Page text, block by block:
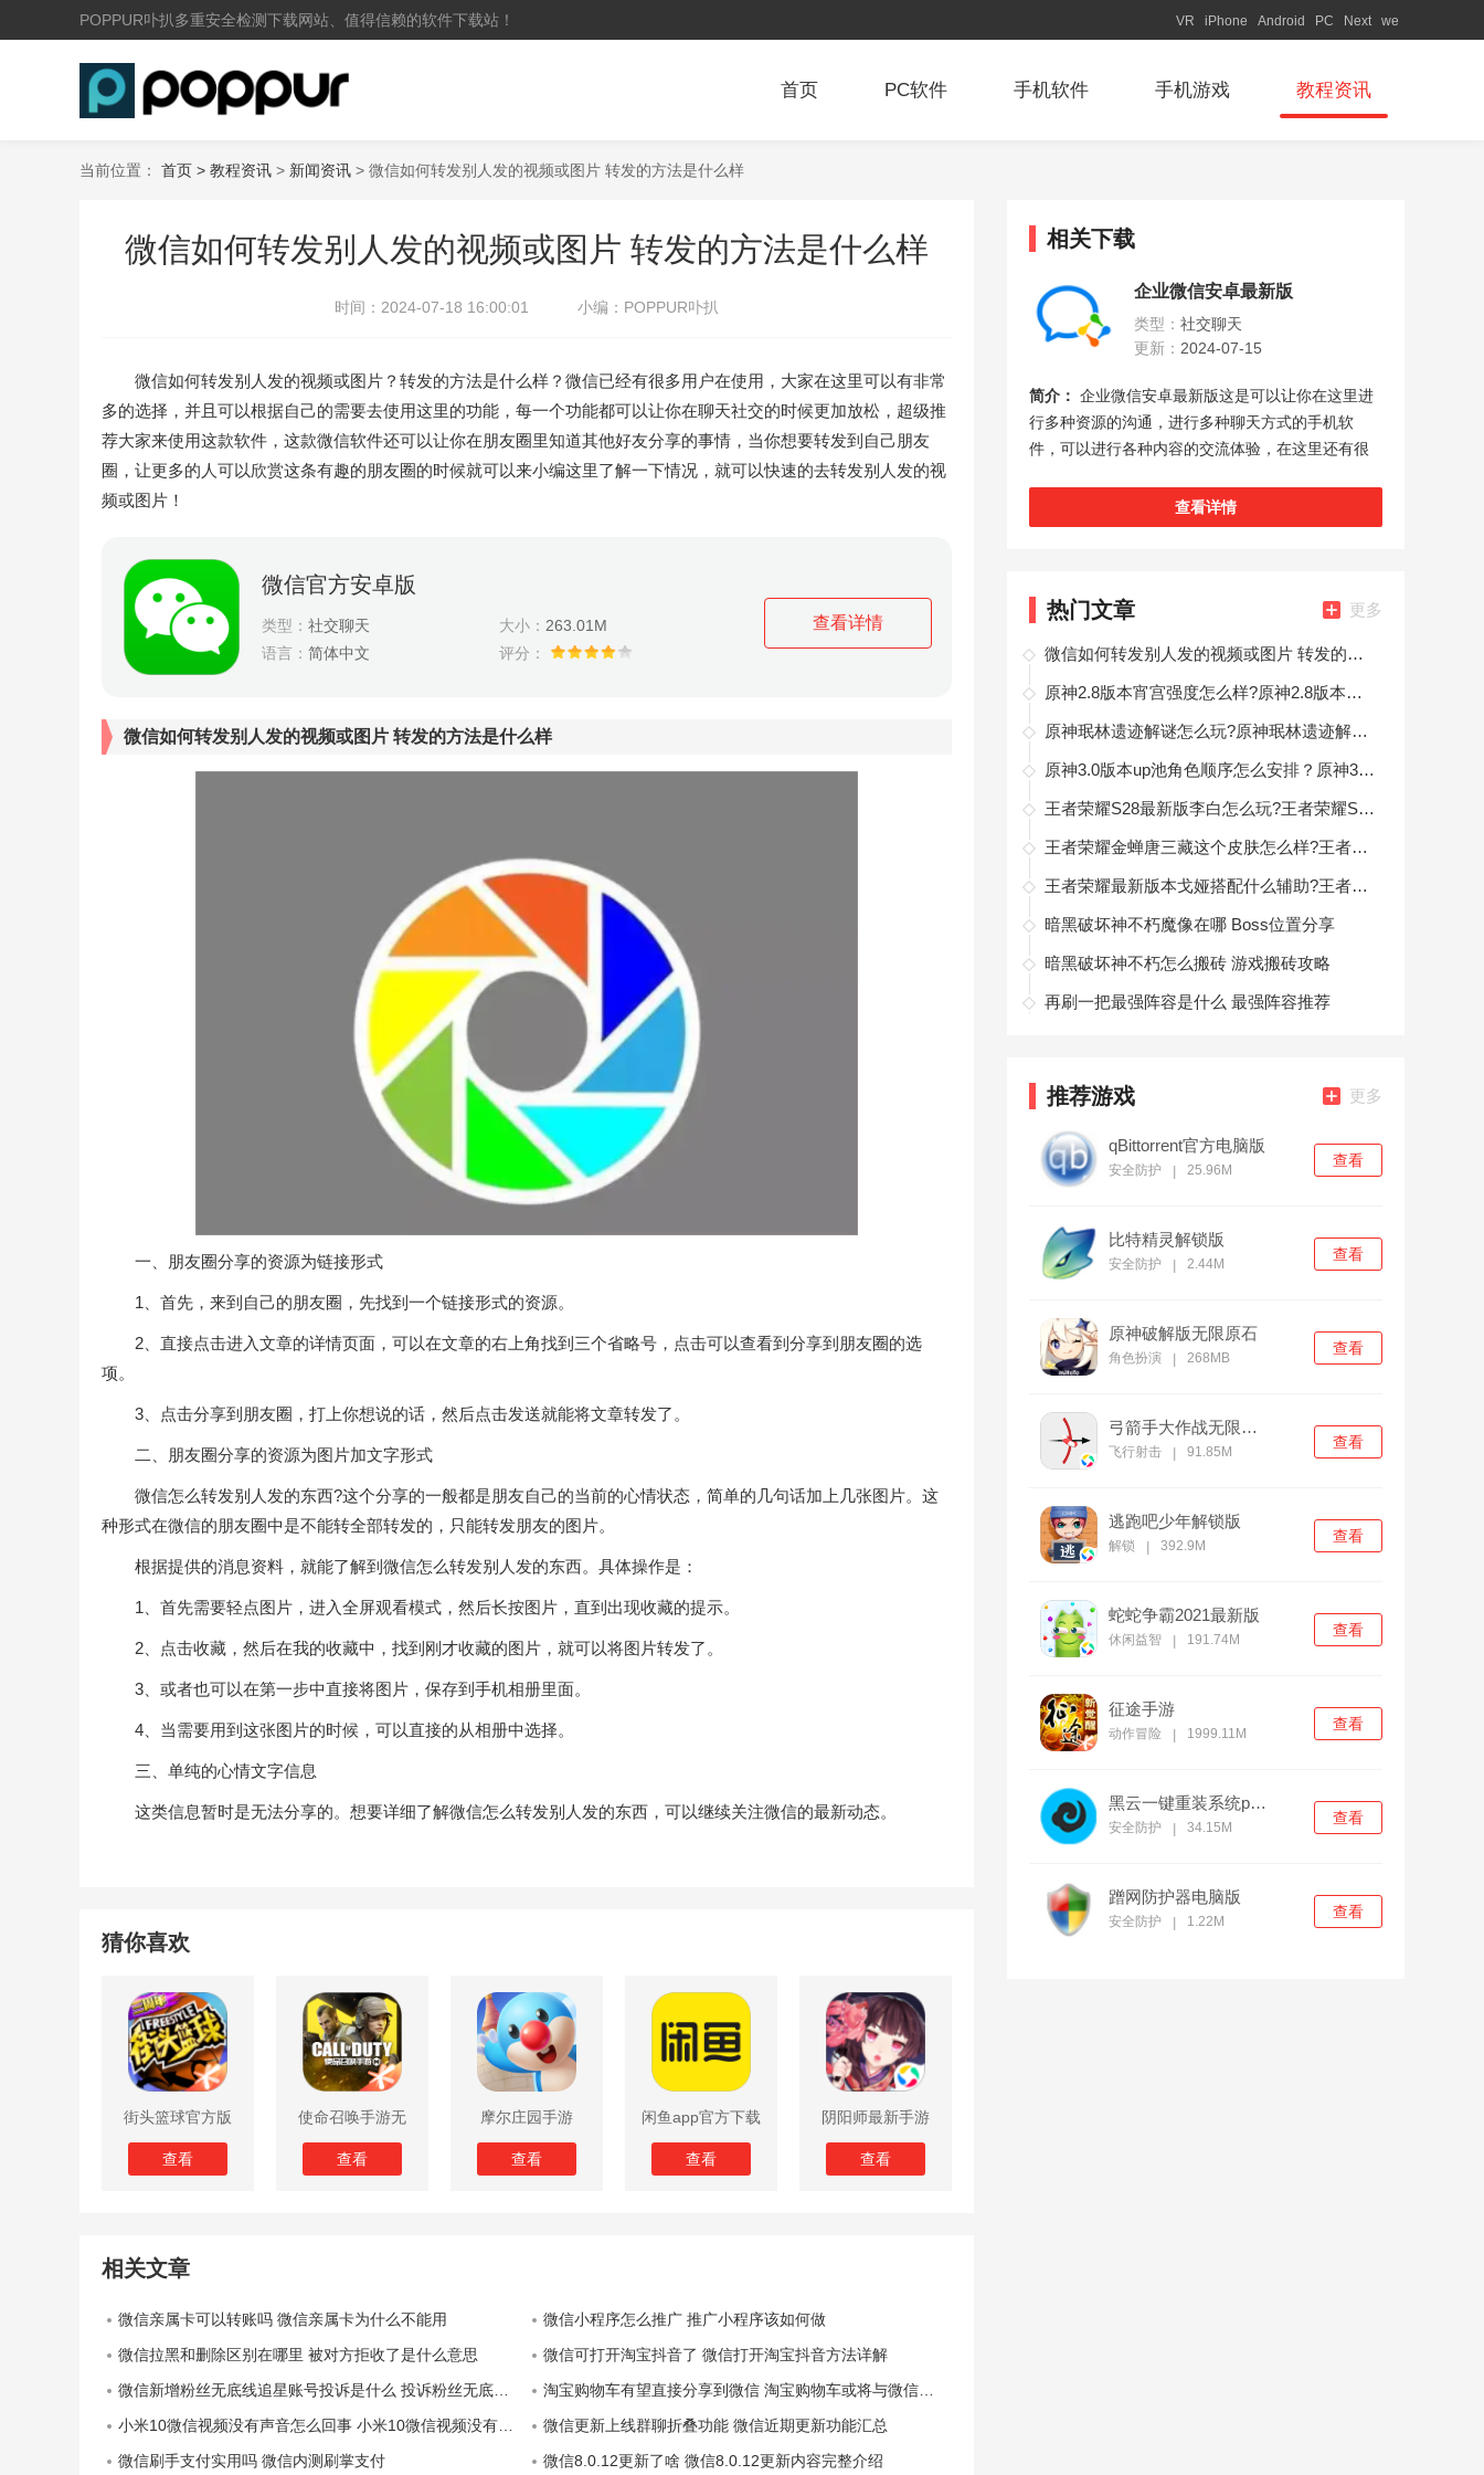
POPPUR卟扒多重安全检测下载网站、值得信赖的软件下载站！ VR iPhone Android PC Next we
首页 PC软件 手机软件 手机游戏 教程资讯
当前位置： 首页 > 教程资讯 > 新闻资讯 > 微信如何转发别人发的视频或图片 转发的方法是什么样
微信如何转发别人发的视频或图片 转发的方法是什么样
时间： 2024-07-18 16:00:01 小编： POPPUR卟扒
微信如何转发别人发的视频或图片？转发的方法是什么样？微信已经有很多用户在使用，大家在这里可以有非常
多的选择，并且可以根据自己的需要去使用这里的功能，每一个功能都可以让你在聊天社交的时候更加放松，超级推
荐大家来使用这款软件，这款微信软件还可以让你在朋友圈里知道其他好友分享的事情，当你想要转发到自己朋友
圈，让更多的人可以欣赏这条有趣的朋友圈的时候就可以来小编这里了解一下情况，就可以快速的去转发别人发的视
频或图片！
微信官方安卓版
类型： 社交聊天 大小： 263.01M
语言： 简体中文 评分：
查看详情
微信如何转发别人发的视频或图片 转发的方法是什么样
一、朋友圈分享的资源为链接形式
1、首先，来到自己的朋友圈，先找到一个链接形式的资源。
2、直接点击进入文章的详情页面，可以在文章的右上角找到三个省略号，点击可以查看到分享到朋友圈的选
项。
3、点击分享到朋友圈，打上你想说的话，然后点击发送就能将文章转发了。
二、朋友圈分享的资源为图片加文字形式
微信怎么转发别人发的东西?这个分享的一般都是朋友自己的当前的心情状态，简单的几句话加上几张图片。这
种形式在微信的朋友圈中是不能转全部转发的，只能转发朋友的图片。
根据提供的消息资料，就能了解到微信怎么转发别人发的东西。具体操作是：
1、首先需要轻点图片，进入全屏观看模式，然后长按图片，直到出现收藏的提示。
2、点击收藏，然后在我的收藏中，找到刚才收藏的图片，就可以将图片转发了。
3、或者也可以在第一步中直接将图片，保存到手机相册里面。
4、当需要用到这张图片的时候，可以直接的从相册中选择。
三、单纯的心情文字信息
这类信息暂时是无法分享的。想要详细了解微信怎么转发别人发的东西，可以继续关注微信的最新动态。
猜你喜欢
街头篮球官方版
查看
使命召唤手游无
限子弹版
查看
摩尔庄园手游
查看
闲鱼app官方下载
查看
阴阳师最新手游
版
查看
相关文章
微信亲属卡可以转账吗 微信亲属卡为什么不能用
微信小程序怎么推广 推广小程序该如何做
微信拉黑和删除区别在哪里 被对方拒收了是什么意思
微信可打开淘宝抖音了 微信打开淘宝抖音方法详解
微信新增粉丝无底线追星账号投诉是什么 投诉粉丝无底线追星功能好用吗
淘宝购物车有望直接分享到微信 淘宝购物车或将与微信互联互通
小米10微信视频没有声音怎么回事 小米10微信视频没有声音怎么办
微信更新上线群聊折叠功能 微信近期更新功能汇总
微信刷手支付实用吗 微信内测刷掌支付
微信8.0.12更新了啥 微信8.0.12更新内容完整介绍
相关下载
企业微信安卓最新版
类型： 社交聊天
更新： 2024-07-15
简介： 企业微信安卓最新版这是可以让你在这里进
行多种资源的沟通，进行多种聊天方式的手机软
件，可以进行各种内容的交流体验，在这里还有很
便的管理方式，可以统一管理员工，不论是通知还
是通勤都可以满足你的体验，这里的各种功能
查看详情
热门文章 更多
微信如何转发别人发的视频或图片 转发的方法是什么样
原神2.8版本宵宫强度怎么样?原神2.8版本宵宫强度分析内容
原神珉林遗迹解谜怎么玩?原神珉林遗迹解谜玩法解析分享
原神3.0版本up池角色顺序怎么安排？原神3.0版本新角色提纳里上线
王者荣耀S28最新版李白怎么玩?王者荣耀S28最新版李白上分攻略分享
王者荣耀金蝉唐三藏这个皮肤怎么样?王者荣耀金蝉唐三藏这皮肤值得买吗
王者荣耀最新版本戈娅搭配什么辅助?王者荣耀最新版本戈娅双排组合推荐
暗黑破坏神不朽魔像在哪 Boss位置分享
暗黑破坏神不朽怎么搬砖 游戏搬砖攻略
再刷一把最强阵容是什么 最强阵容推荐
推荐游戏 更多
qBittorrent官方电脑版
安全防护 25.96M
查看
比特精灵解锁版
安全防护 2.44M
查看
原神破解版无限原石
角色扮演 268MB
查看
弓箭手大作战无限金币版
飞行射击 91.85M
查看
逃跑吧少年解锁版
解锁 392.9M
查看
蛇蛇争霸2021最新版
休闲益智 191.74M
查看
征途手游
动作冒险 1999.11M
查看
黑云一键重装系统pc官方版
安全防护 34.15M
查看
蹭网防护器电脑版
安全防护 1.22M
查看